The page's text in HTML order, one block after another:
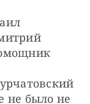
не было не